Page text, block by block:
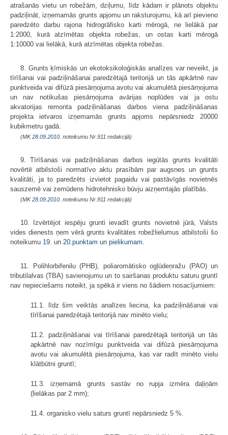
atrašanās vietu un robežām, dziļumu, līdz kādam ir plānots objektu
padziļināt, izņemamās grunts apjomu un raksturojumu, kā arī pievieno
paredzēto darbu rajona hidrogrāfisko karti mērogā, ne lielākā par
1:2000, kurā atzīmētas objekta robežas, un ostas karti mērogā
1:10000 vai lielākā, kurā atzīmētas objekta robežas.
8. Grunts ķīmiskās un ekotoksikoloģiskās analīzes var neveikt, ja
tīrīšanai vai padziļināšanai paredzētajā teritorijā un tās apkārtnē nav
punktveida vai difūzā piesārņojuma avotu vai akumulētā piesārņojuma
un nav notikušas piesārņojuma avārijas noplūdes vai ja ostu
akvatorijas remonta padziļināšanas darbos viena padziļināšanas
projekta ietvaros izņemamās grunts apjoms nepārsniedz 20000
kubikmetru gadā.
(MK28.09.2010. noteikumu Nr.911 redakcijā)
9. Tīrīšanas vai padziļināšanas darbos iegūtās grunts kvalitāti
novērtē atbilstoši normatīvo aktu prasībām par augsnes un grunts
kvalitāti, ja to paredzēts izvietot pagaidu vai pastāvīgās novietnēs
sauszemē vai zemūdens hidrotehnisko būvju aizņemtajās platībās.
(MK28.09.2010. noteikumu Nr.911 redakcijā)
10. Izvērtējot iespēju grunti ievadīt grunts novietnē jūrā, Valsts
vides dienests ņem vērā grunts kvalitātes robežlielumus atbilstoši šo
noteikumu 19. un 20.punktam un pielikumam
11. Polihlorbifenilu (PHB), poliaromātisko ogļūdeņražu (PAO) un
tributilalvas (TBA) savienojumu un to sairšanas produktu saturu gruntī
nav nepieciešams noteikt, ja spēkā ir viens no šādiem nosacījumiem:
11.1. līdz šim veiktās analīzes liecina, ka padziļināšanai vai
tīrīšanai paredzētajā teritorijā nav minēto vielu;
11.2. padziļināšanai vai tīrīšanai paredzētajā teritorijā un tās
apkārtnē nav nozīmīgu punktveida vai difūzā piesārņojuma
avotu vai akumulētā piesārņojuma, kas var radīt minēto vielu
klātbūtni gruntī;
11.3. izņemamā grunts sastāv no rupja izmēra daļiņām
(lielākas par 2 mm);
11.4. organisko vielu saturs gruntī nepārsniedz 5 %.